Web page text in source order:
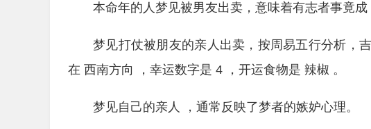
本命年的人梦见被男友出卖，意味着有志者事竟成
梦见打仗被朋友的亲人出卖，按周易五行分析，
在 西南方向 ，幸运数字是 4 ，开运食物是 辣椒 。
梦见自己的亲人 ，通常反映了梦者的嫉妒心理。